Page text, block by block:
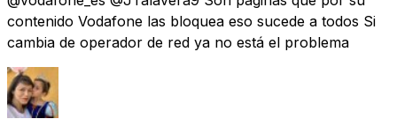
contenido Vodafone las bloquea eso sucede a todos Si
cambia de operador de red ya no está el problema